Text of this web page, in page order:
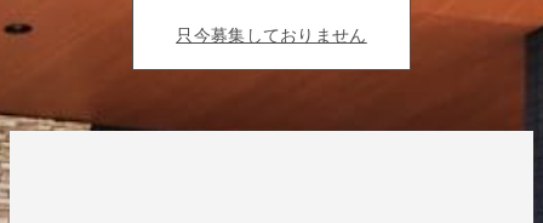
只今募集しておりません